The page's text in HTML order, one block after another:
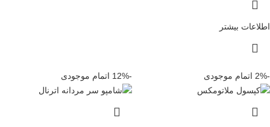
اطلاعات بیشتر
-2% اتمام موجودی -12% اتمام موجودی